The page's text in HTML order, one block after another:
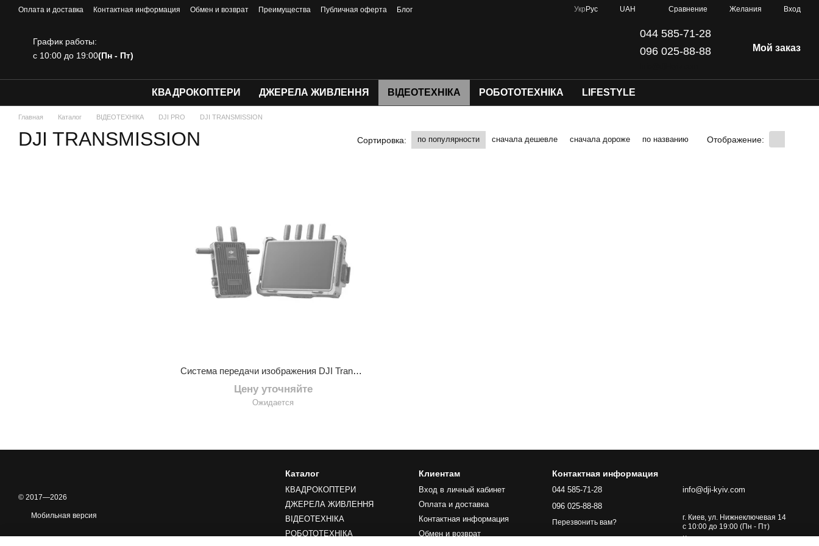
Перейти к основному контенту
Оплата и доставка Контактная информация Обмен и возврат Преимущества Публичная оферта Блог Укр Рус UAH Сравнение Желания Вход
График работы:
с 10:00 до 19:00(Пн - Пт)
044 585-71-28
096 025-88-88
Мой заказ
КВАДРОКОПТЕРИ ДЖЕРЕЛА ЖИВЛЕННЯ ВІДЕОТЕХНІКА РОБОТОТЕХНІКА LIFESTYLE
Главная Каталог ВІДЕОТЕХНІКА DJI PRO DJI TRANSMISSION
DJI TRANSMISSION Сортировка: по популярности сначала дешевле сначала дороже по названию Отображение:
Система передачи изображения DJI Transmission Combo
Цену уточняйте
Ожидается
© 2017—2026
Мобильная версия
Каталог
КВАДРОКОПТЕРИ
ДЖЕРЕЛА ЖИВЛЕННЯ
ВІДЕОТЕХНІКА
РОБОТОТЕХНІКА
Клиентам
Вход в личный кабинет
Оплата и доставка
Контактная информация
Обмен и возврат
Контактная информация
044 585-71-28
096 025-88-88
Перезвонить вам?
info@dji-kyiv.com
г. Киев, ул. Нижнеключевая 14
с 10:00 до 19:00 (Пн - Пт)
Карта проезда